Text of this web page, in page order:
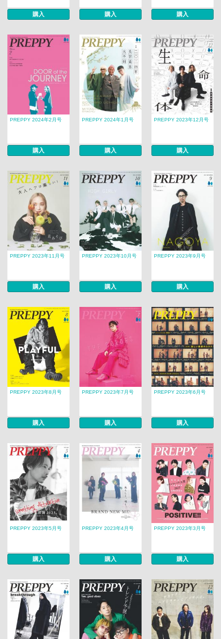
購入 購入 購入
PREPPY 2024年2月号
購入
PREPPY 2024年1月号
購入
PREPPY 2023年12月号
購入
PREPPY 2023年11月号
購入
PREPPY 2023年10月号
購入
PREPPY 2023年9月号
購入
PREPPY 2023年8月号
購入
PREPPY 2023年7月号
購入
PREPPY 2023年6月号
購入
PREPPY 2023年5月号
購入
PREPPY 2023年4月号
購入
PREPPY 2023年3月号
購入